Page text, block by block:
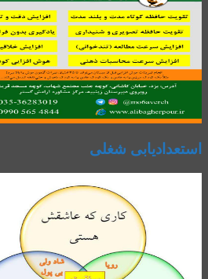
استعدادیابی شغلی